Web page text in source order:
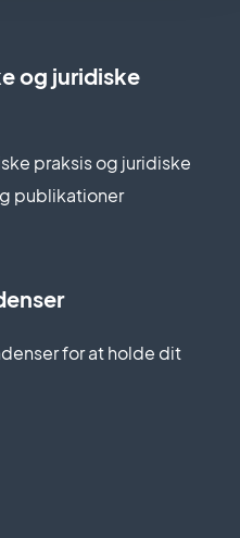
og juridiske
praksis og juridiske
publikationer
for at holde dit